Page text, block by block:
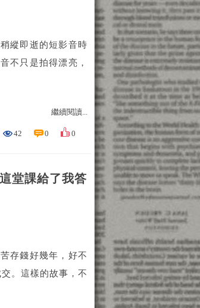
縱即逝的短影音時
不只是拍得漂亮，
繼續閱讀...
42 0 0
堂課給了我答
存錢好幾年，好不
。這樣的故事，不